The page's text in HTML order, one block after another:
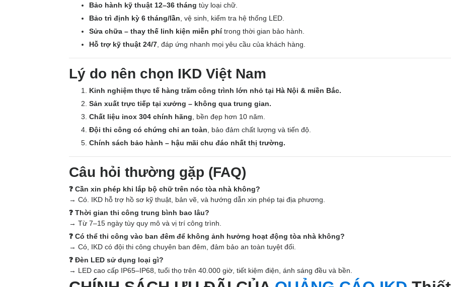
Bảo hành kỹ thuật 12–36 tháng tùy loại chữ.
Bảo trì định kỳ 6 tháng/lần , vệ sinh, kiểm tra hệ thống LED.
Sửa chữa – thay thế linh kiện miễn phítrong thời gian bảo hành.
Hỗ trợ kỹ thuật 24/7 , đáp ứng nhanh mọi yêu cầu của khách hàng.
Lý do nên chọn IKD Việt Nam
Kinh nghiệm thực tế hàng trăm công trình lớn nhỏ tại Hà Nội & miền Bắc.
Sản xuất trực tiếp tại xưởng – không qua trung gian.
Chất liệu inox 304 chính hãng , bền đẹp hơn 10 năm.
Đội thi công có chứng chỉ an toàn , bảo đảm chất lượng và tiến độ.
Chính sách bảo hành – hậu mãi chu đáo nhất thị trường.
Câu hỏi thường gặp (FAQ)
❓ Cần xin phép khi lắp bộ chữ trên nóc tòa nhà không?
→ Có. IKD hỗ trợ hồ sơ kỹ thuật, bản vẽ, và hướng dẫn xin phép tại địa phương.
❓ Thời gian thi công trung bình bao lâu?
→ Từ 7–15 ngày tùy quy mô và vị trí công trình.
❓ Có thể thi công vào ban đêm để không ảnh hưởng hoạt động tòa nhà không?
→ Có, IKD có đội thi công chuyên ban đêm, đảm bảo an toàn tuyệt đối.
❓ Đèn LED sử dụng loại gì?
→ LED cao cấp IP65–IP68, tuổi thọ trên 40.000 giờ, tiết kiệm điện, ánh sáng đều và bền.